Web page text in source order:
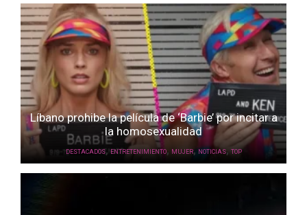
Líbano prohibe la película de ‘Barbie’ por incitar a
la homosexualidad
DESTACADOS, ENTRETENIMIENTO, MUJER, NOTICIAS, TOP